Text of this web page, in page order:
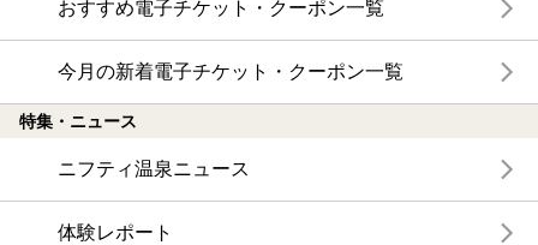
おすすめ電子チケット・クーポン一覧
今月の新着電子チケット・クーポン一覧
特集・ニュース
ニフティ温泉ニュース
体験レポート